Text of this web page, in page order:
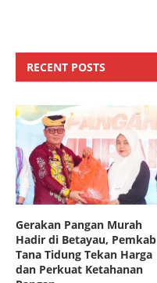
RECENT POSTS
Gerakan Pangan Murah
Hadir di Betayau, Pemkab
Tana Tidung Tekan Harga
dan Perkuat Ketahanan